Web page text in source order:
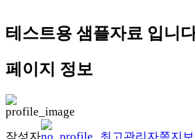
테스트용 샘플자료 입니
페이지 정보
작성자 최고관리자쪽지